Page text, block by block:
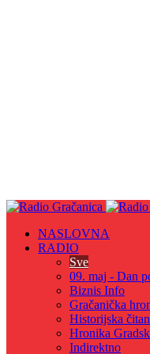
NASLOVNA
RADIO
Sve
09. maj - Dan
Biznis Info
Gračanička
Historijska
Hronika
Indirektno